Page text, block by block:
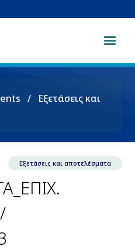
Εξετάσεις και
Εξετάσεις και αποτελέσματα